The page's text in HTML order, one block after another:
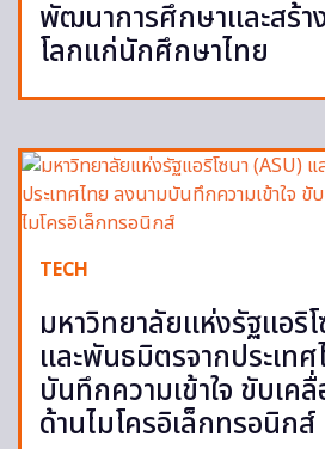
พัฒนาการศึกษาและสร้า
โลกแก่นักศึกษาไทย
TECH
มหาวิทยาลัยแห่งรัฐแอริ
และพันธมิตรจากประเท
บันทึกความเข้าใจ ขับเค
ด้านไมโครอิเล็กทรอนิกส์